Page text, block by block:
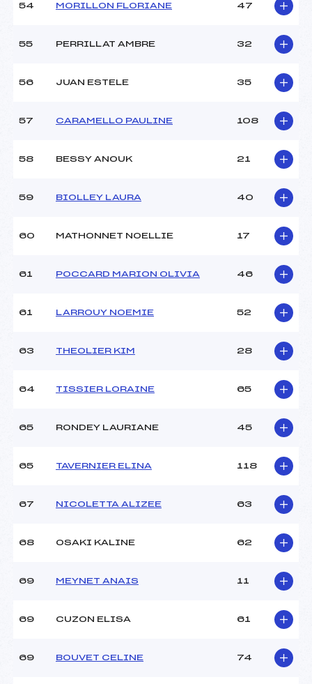
54 MORILLON FLORIANE 47
55 PERRILLAT AMBRE 32
56 JUAN ESTELE 35
57 CARAMELLO PAULINE 108
58 BESSY ANOUK 21
59 BIOLLEY LAURA 40
60 MATHONNET NOELLIE 17
61 POCCARD MARION OLIVIA 46
61 LARROUY NOEMIE 52
63 THEOLIER KIM 28
64 TISSIER LORAINE 65
65 RONDEY LAURIANE 45
65 TAVERNIER ELINA 118
67 NICOLETTA ALIZEE 63
68 OSAKI KALINE 62
69 MEYNET ANAIS 11
69 CUZON ELISA 61
69 BOUVET CELINE 74